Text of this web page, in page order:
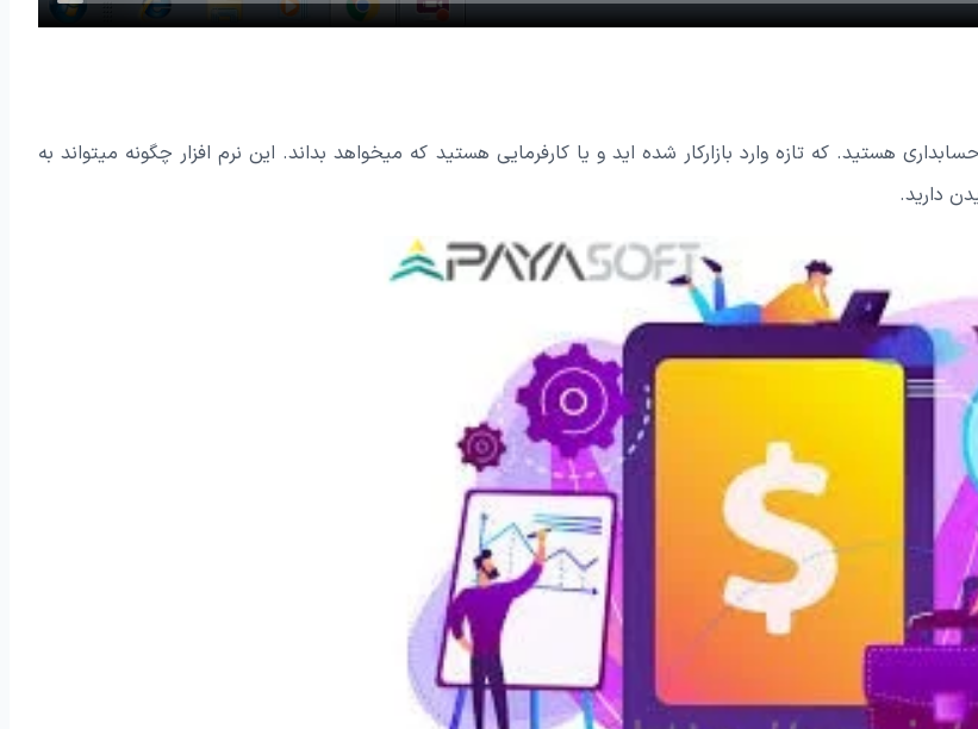
هستید. که تازه وارد بازارکار شده اید و یا کارفرمایی هستید که میخواهد بداند. این نرم افزار چگونه میتواند به
دارید.